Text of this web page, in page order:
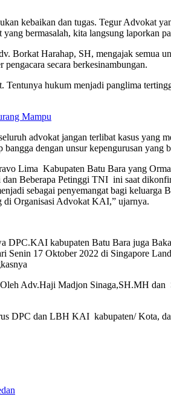
kebaikan dan tugas. Tegur Advokat
bermasalah, kita langsung laporkan
Borkat Harahap, SH, mengajak semua
secara berkesinambungan.
hukum menjadi panglima
Mampu
advokat jangan terlibat kasus
dengan unsur kepengurusan
Lima Kabupaten Batu Bara yang
Beberapa Petinggi TNI ini saat
sebagai penyemangat bagi keluarga
di Organisasi Advokat KAI,” ujarnya.
DPC.KAI kabupaten Batu Bara juga
17 Oktober 2022 di Singapore
Adv.Haji Madjon Sinaga,SH.MH
DPC dan LBH KAI kabupaten/ Kota,